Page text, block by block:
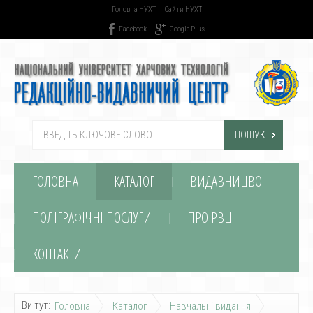
Головна НУХТ Сайти НУХТ
Facebook Google Plus
ПОШУК
ГОЛОВНА КАТАЛОГ
ВИДАВНИЦВО
ПОЛІГРАФІЧНІ ПОСЛУГИ
ПРО РВЦ
КОНТАКТИ
Ви тут: Головна Каталог Навчальні видання